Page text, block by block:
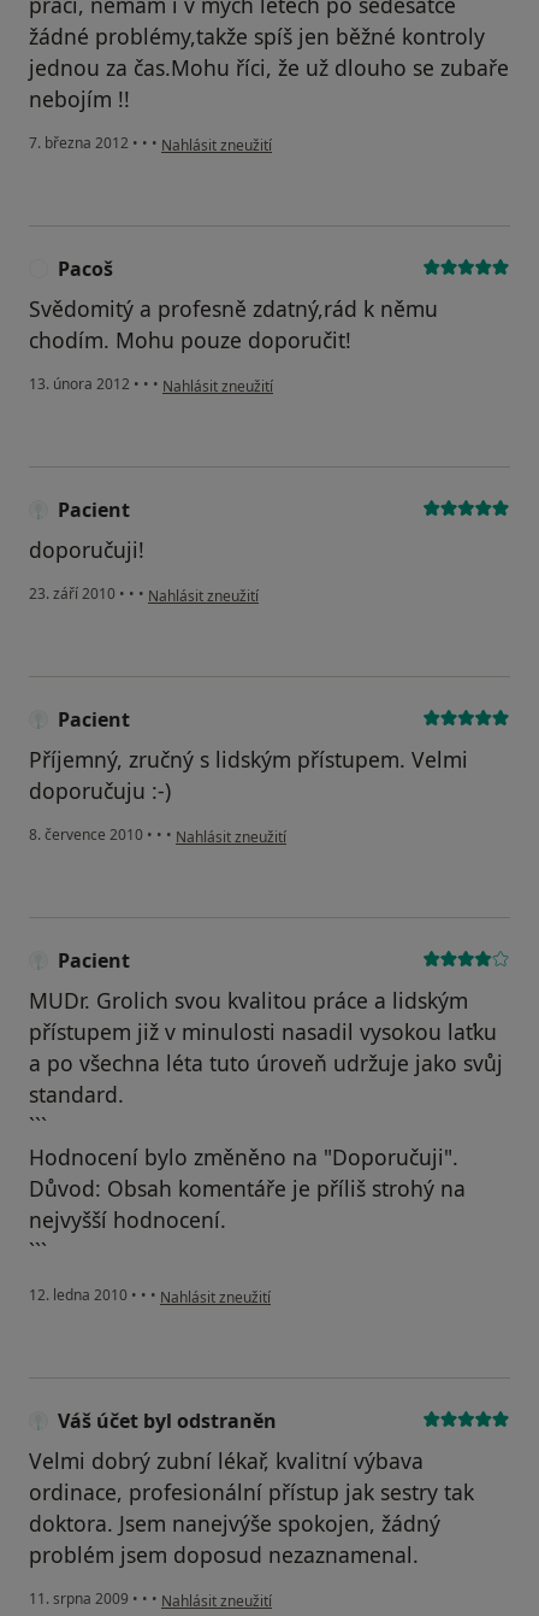
žádné problémy,takže spíš jen běžné kontroly
jednou za čas.Mohu říci, že už dlouho se zubaře
nebojím !!
7. března 2012 • • • podle názoru uživatele Váš účet byl odstraněn
Nahlásit zneužití
Pacoš
Svědomitý a profesně zdatný,rád k němu
chodím. Mohu pouze doporučit!
13. února 2012 • • • podle názoru uživatele Pacoš
Nahlásit zneužití
Pacient
doporučuji!
23. září 2010 • • • podle názoru uživatele Pacient
Nahlásit zneužití
Pacient
Příjemný, zručný s lidským přístupem. Velmi
doporučuju :-)
8. července 2010 • • • podle názoru uživatele Pacient
Nahlásit zneužití
Pacient
MUDr. Grolich svou kvalitou práce a lidským
přístupem již v minulosti nasadil vysokou laťku
a po všechna léta tuto úroveň udržuje jako svůj
standard.
```
Hodnocení bylo změněno na "Doporučuji".
Důvod: Obsah komentáře je příliš strohý na
nejvyšší hodnocení.
```
12. ledna 2010 • • • podle názoru uživatele Pacient
Nahlásit zneužití
Váš účet byl odstraněn
Velmi dobrý zubní lékař, kvalitní výbava
ordinace, profesionální přístup jak sestry tak
doktora. Jsem nanejvýše spokojen, žádný
problém jsem doposud nezaznamenal.
11. srpna 2009 • • • podle názoru uživatele Váš účet byl odstraněn
Nahlásit zneužití